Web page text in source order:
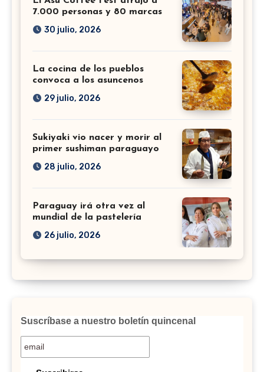
7.000 personas y 80 marcas
30 julio, 2026
La cocina de los pueblos
convoca a los asuncenos
29 julio, 2026
Sukiyaki vio nacer y morir al
primer sushiman paraguayo
28 julio, 2026
Paraguay irá otra vez al
mundial de la pastelería
26 julio, 2026
Suscríbase a nuestro boletín quincenal